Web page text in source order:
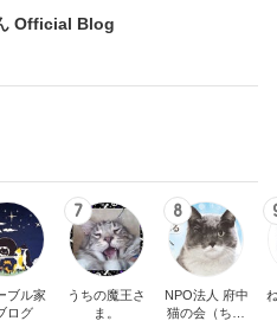
Official Blog
ブル家
ログ
7
うちの魔王さ
ま。
8
NPO法人 府中
猫の会（ちゅ